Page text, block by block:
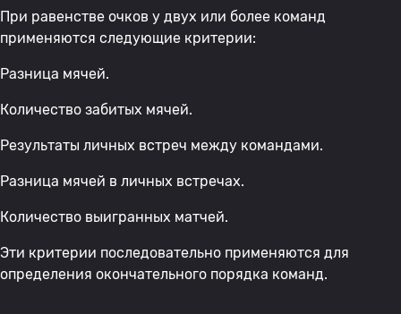
При равенстве очков у двух или более команд
применяются следующие критерии:
Разница мячей.
Количество забитых мячей.
Результаты личных встреч между командами.
Разница мячей в личных встречах.
Количество выигранных матчей.
Эти критерии последовательно применяются для
определения окончательного порядка команд.